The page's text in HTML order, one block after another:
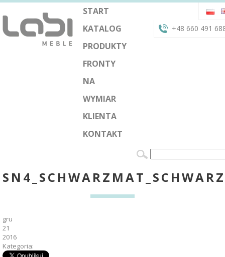
START
KATALOG
PRODUKTY
FRONTY
NA
WYMIAR
KLIENTA
KONTAKT
+48 660 491
gru
21
2016
Kategoria: